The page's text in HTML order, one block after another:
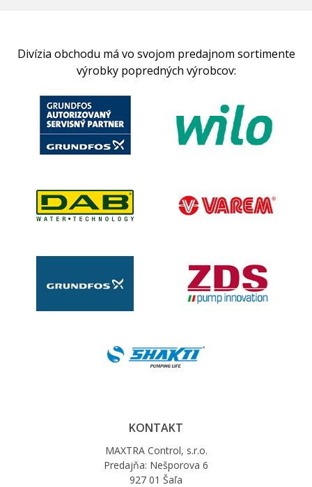
Divízia obchodu má vo svojom predajnom sortimente
výrobky popredných výrobcov:
KONTAKT
MAXTRA Control, s.r.o.
Predajňa: Nešporova 6
927 01 Šaľa